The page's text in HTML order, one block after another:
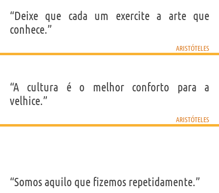
“Deixe que cada um exercite a arte que
conhece.”
ARISTÓTELES
“A cultura é o melhor conforto para a
velhice.”
ARISTÓTELES
“Somos aquilo que fizemos repetidamente.”